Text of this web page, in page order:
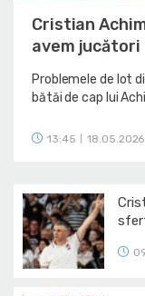
Cristian
avem jucători
Problemele de lot
bătăi de cap lui
13:45 18.05.2026